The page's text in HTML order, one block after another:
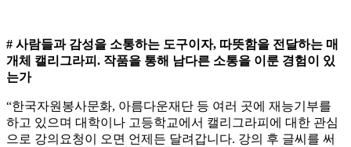
# 사람들과 감성을 소통하는 도구이자, 따뜻함을 전달하는 매
개체 캘리그라피. 작품을 통해 남다른 소통을 이룬 경험이 있
는가
“한국자원봉사문화, 아름다운재단 등 여러 곳에 재능기부를
하고 있으며 대학이나 고등학교에서 캘리그라피에 대한 관심
으로 강의요청이 오면 언제든 달려갑니다. 강의 후 글씨를 써